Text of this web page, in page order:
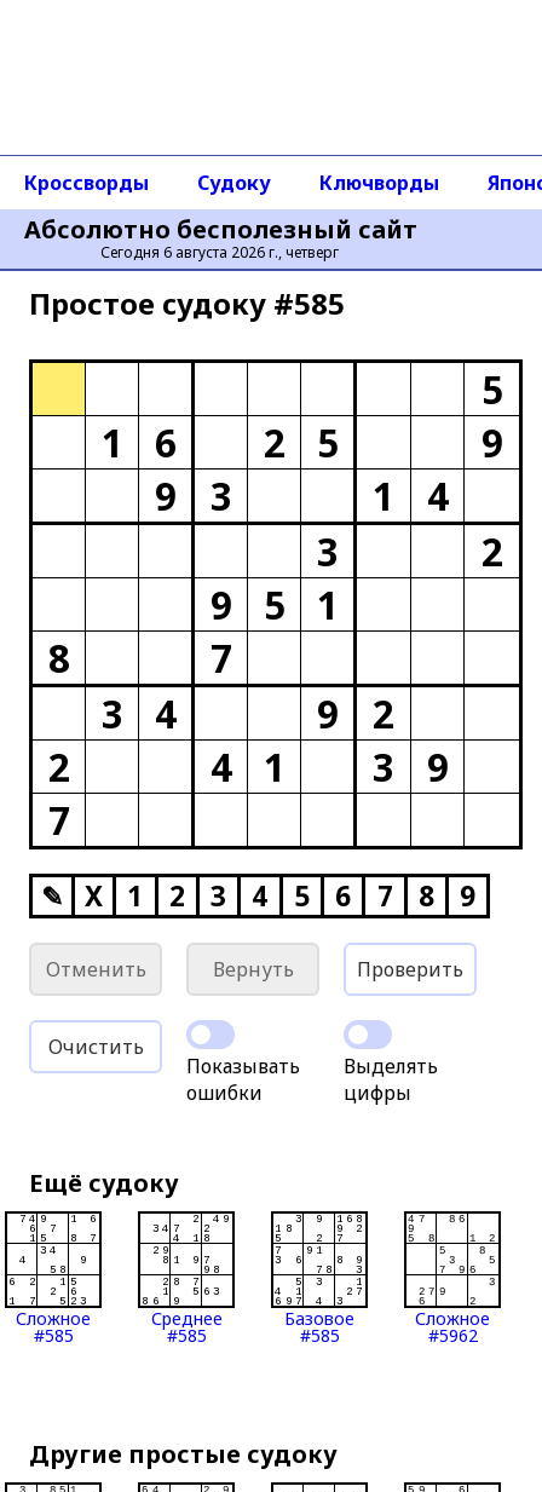
Абсолютно бесполезный сайт
Сегодня 6 августа 2026 г., четверг
Кроссворды Судоку Ключворды
Простое cудоку #585
5
1
6 2 5
9
9
3 1
4
3
2
9
5
1
8
7
3
4 9
2
2
4 1 3
9
7
✎ X 1 2 3 4 5 6 7 8 9
Отменить Вернуть Проверить
Очистить
Показывать
ошибки
Выделять
цифры
Ещё судоку
Сложное
#585
Среднее
#585
Базовое
#585
Сложное
#5962
Другие простые судоку